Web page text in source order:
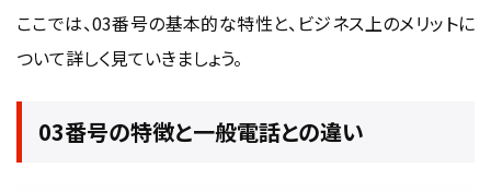
ここでは、03番号の基本的な特性と、ビジネス上のメリットに
ついて詳しく見ていきましょう。
03番号の特徴と一般電話との違い